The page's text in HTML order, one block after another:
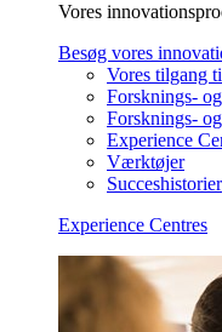
Vores
Besøg vores
Vores tilgang
Forsknings-
Forsknings-
Experience
Værktøjer
Succeshistorier
Experience Centres